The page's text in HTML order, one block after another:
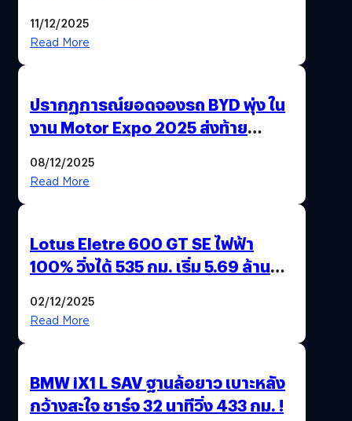
11/12/2025
Read More
ปรากฏการณ์ยอดจองรถ BYD พุ่ง ใน
งาน Motor Expo 2025 ส่งท้าย
08/12/2025
Read More
Lotus Eletre 600 GT SE ไฟฟ้า
100% วิ่งได้ 535 กม. เริ่ม 5.69 ล้าน
02/12/2025
Read More
BMW iX1 L SAV ฐานล้อยาว เบาะหลัง
กว้างสะใจ ชาร์จ 32 นาทีวิ่ง 433 กม. !